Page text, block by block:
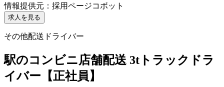
情報提供元 ： 採用ページコボット
求人を見る
その他配送ドライバー
駅のコンビニ店舗配送 3tトラックドラ
イバー【正社員】